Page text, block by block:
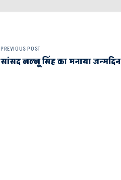
PREVIOUS POST
सांसद लल्लू सिंह का मनाया जन्मदिन